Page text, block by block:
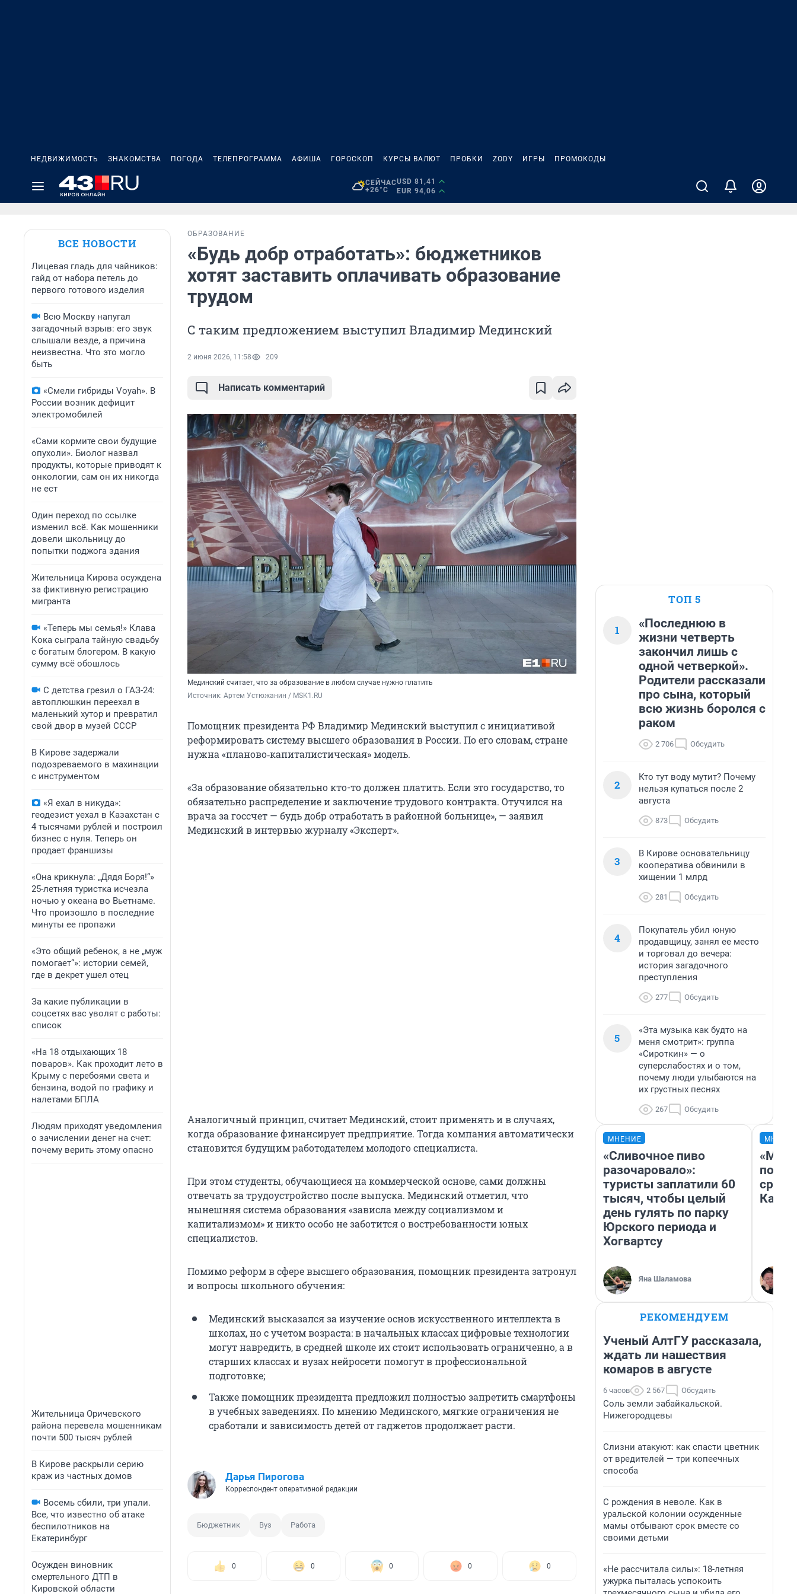
НЕДВИЖИМОСТЬ ЗНАКОМСТВА ПОГОДА ТЕЛЕПРОГРАММА АФИША ГОРОСКОП КУРСЫ ВАЛЮТ ПРОБКИ ZODY ИГРЫ ПРОМОКОДЫ
СЕЙЧАС
+26°C
USD 81,41
EUR 94,06
ВСЕ НОВОСТИ
Лицевая гладь для чайников:
гайд от набора петель до
первого готового изделия
Всю Москву напугал
загадочный взрыв: его звук
слышали везде, а причина
неизвестна. Что это могло
быть
«Смели гибриды Voyah». В
России возник дефицит
электромобилей
«Сами кормите свои будущие
опухоли». Биолог назвал
продукты, которые приводят к
онкологии, сам он их никогда
не ест
Один переход по ссылке
изменил всё. Как мошенники
довели школьницу до
попытки поджога здания
Жительница Кирова осуждена
за фиктивную регистрацию
мигранта
«Теперь мы семья!» Клава
Кока сыграла тайную свадьбу
с богатым блогером. В какую
сумму всё обошлось
С детства грезил о ГАЗ-24:
автоплюшкин переехал в
маленький хутор и превратил
свой двор в музей СССР
В Кирове задержали
подозреваемого в махинации
с инструментом
«Я ехал в никуда»:
геодезист уехал в Казахстан с
4 тысячами рублей и построил
бизнес с нуля. Теперь он
продает франшизы
«Она крикнула: „Дядя Боря!“»
25-летняя туристка исчезла
ночью у океана во Вьетнаме.
Что произошло в последние
минуты ее пропажи
«Это общий ребенок, а не „муж
помогает“»: истории семей,
где в декрет ушел отец
За какие публикации в
соцсетях вас уволят с работы:
список
«На 18 отдыхающих 18
поваров». Как проходит лето в
Крыму с перебоями света и
бензина, водой по графику и
налетами БПЛА
Людям приходят уведомления
о зачислении денег на счет:
почему верить этому опасно
Жительница Оричевского
района перевела мошенникам
почти 500 тысяч рублей
В Кирове раскрыли серию
краж из частных домов
Восемь сбили, три упали.
Все, что известно об атаке
беспилотников на
Екатеринбург
Осужден виновник
смертельного ДТП в
Кировской области
ОБРАЗОВАНИЕ
«Будь добр отработать»: бюджетников
хотят заставить оплачивать образование
трудом
С таким предложением выступил Владимир Мединский
2 июня 2026, 11:58 209
Написать комментарий
Мединский считает, что за образование в любом случае нужно платить
Источник: Артем Устюжанин / MSK1.RU
Помощник президента РФ Владимир Мединский выступил с инициативой
реформировать систему высшего образования в России. По его словам, стране
нужна «планово‑капиталистическая» модель.
«За образование обязательно кто-то должен платить. Если это государство, то
обязательно распределение и заключение трудового контракта. Отучился на
врача за госсчет — будь добр отработать в районной больнице», — заявил
Мединский в интервью журналу «Эксперт».
Аналогичный принцип, считает Мединский, стоит применять и в случаях,
когда образование финансирует предприятие. Тогда компания автоматически
становится будущим работодателем молодого специалиста.
При этом студенты, обучающиеся на коммерческой основе, сами должны
отвечать за трудоустройство после выпуска. Мединский отметил, что
нынешняя система образования «зависла между социализмом и
капитализмом» и никто особо не заботится о востребованности юных
специалистов.
Помимо реформ в сфере высшего образования, помощник президента затронул
и вопросы школьного обучения:
Мединский высказался за изучение основ искусственного интеллекта в
школах, но с учетом возраста: в начальных классах цифровые технологии
могут навредить, в средней школе их стоит использовать ограниченно, а в
старших классах и вузах нейросети помогут в профессиональной
подготовке;
Также помощник президента предложил полностью запретить смартфоны
в учебных заведениях. По мнению Мединского, мягкие ограничения не
сработали и зависимость детей от гаджетов продолжает расти.
Дарья Пирогова
Корреспондент оперативной редакции
Бюджетник Вуз Работа
0 0 0 0 0
ТОП 5
1
«Последнюю в
жизни четверть
закончил лишь с
одной четверкой».
Родители рассказали
про сына, который
всю жизнь боролся с
раком
2 706 Обсудить
2
Кто тут воду мутит? Почему
нельзя купаться после 2
августа
873 Обсудить
3
В Кирове основательницу
кооператива обвинили в
хищении 1 млрд
281 Обсудить
4
Покупатель убил юную
продавщицу, занял ее место
и торговал до вечера:
история загадочного
преступления
277 Обсудить
5
«Эта музыка как будто на
меня смотрит»: группа
«Сироткин» — о
суперслабостях и о том,
почему люди улыбаются на
их грустных песнях
267 Обсудить
МНЕНИЕ
«Сливочное пиво
разочаровало»:
туристы заплатили 60
тысяч, чтобы целый
день гулять по парку
Юрского периода и
Хогвартсу
Яна Шаламова
РЕКОМЕНДУЕМ
Ученый АлтГУ рассказала,
ждать ли нашествия
комаров в августе
6 часов 2 567 Обсудить
Соль земли забайкальской.
Нижегородцевы
Слизни атакуют: как спасти цветник
от вредителей — три копеечных
способа
С рождения в неволе. Как в
уральской колонии осужденные
мамы отбывают срок вместе со
своими детьми
«Не рассчитала силы»: 18-летняя
ужурка пыталась успокоить